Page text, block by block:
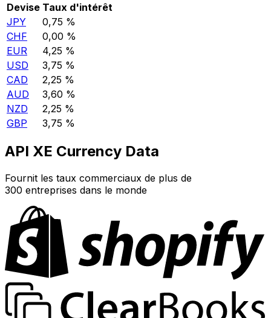
Devise Taux d'intérêt
JPY
0,75 %
CHF
0,00 %
EUR
4,25 %
USD
3,75 %
CAD
2,25 %
AUD
3,60 %
NZD
2,25 %
GBP
3,75 %
API XE Currency Data
Fournit les taux commerciaux de plus de
300 entreprises dans le monde